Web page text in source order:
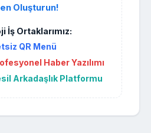
Oluşturun!
İş Ortaklarımız:
QR Menü
Haber Yazılımı
Arkadaşlık Platformu